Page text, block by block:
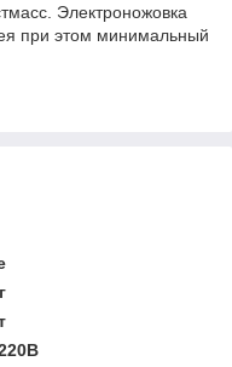
Электроножовка
при этом минимальный